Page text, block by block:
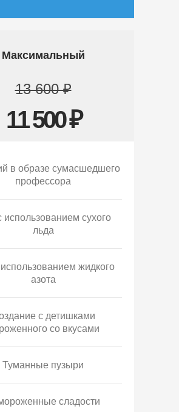
Максимальный
13 600 ₽
11 500 ₽
в образе сумасшедшего
профессора
использованием сухого
льда
жидкого
азота
с детишками
со вкусами
Туманные пузыри
сладости